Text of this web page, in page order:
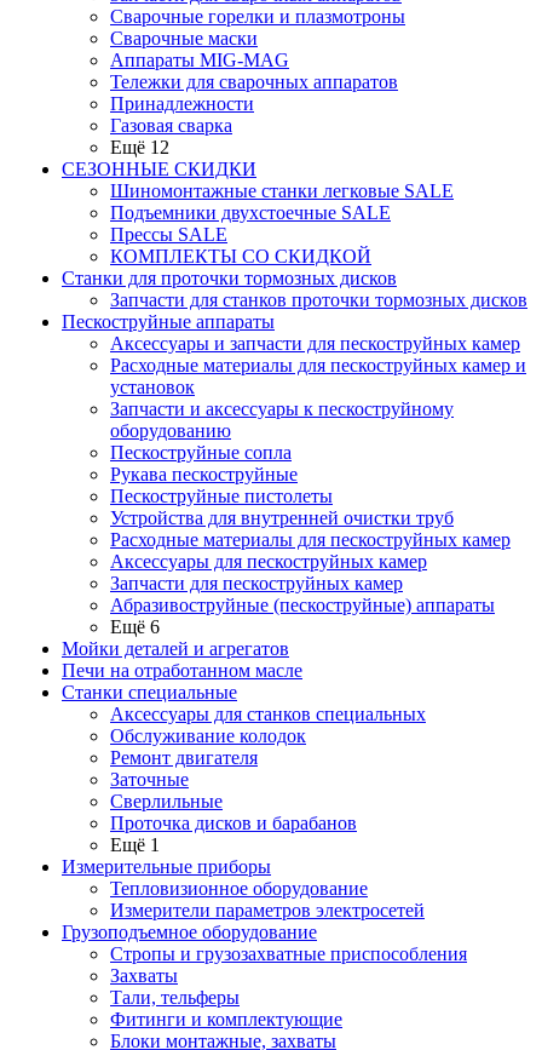
Сварочные горелки и плазмотроны
Сварочные маски
Аппараты MIG-MAG
Тележки для сварочных аппаратов
Принадлежности
Газовая сварка
Ещё 12
СЕЗОННЫЕ СКИДКИ
Шиномонтажные станки легковые SALE
Подъемники двухстоечные SALE
Прессы SALE
КОМПЛЕКТЫ СО СКИДКОЙ
Станки для проточки тормозных дисков
Запчасти для станков проточки тормозных дисков
Пескоструйные аппараты
Аксессуары и запчасти для пескоструйных камер
Расходные материалы для пескоструйных камер и
установок
Запчасти и аксессуары к пескоструйному
оборудованию
Пескоструйные сопла
Рукава пескоструйные
Пескоструйные пистолеты
Устройства для внутренней очистки труб
Расходные материалы для пескоструйных камер
Аксессуары для пескоструйных камер
Запчасти для пескоструйных камер
Абразивоструйные (пескоструйные) аппараты
Ещё 6
Мойки деталей и агрегатов
Печи на отработанном масле
Станки специальные
Аксессуары для станков специальных
Обслуживание колодок
Ремонт двигателя
Заточные
Сверлильные
Проточка дисков и барабанов
Ещё 1
Измерительные приборы
Тепловизионное оборудование
Измерители параметров электросетей
Грузоподъемное оборудование
Стропы и грузозахватные приспособления
Захваты
Тали, тельферы
Фитинги и комплектующие
Блоки монтажные, захваты